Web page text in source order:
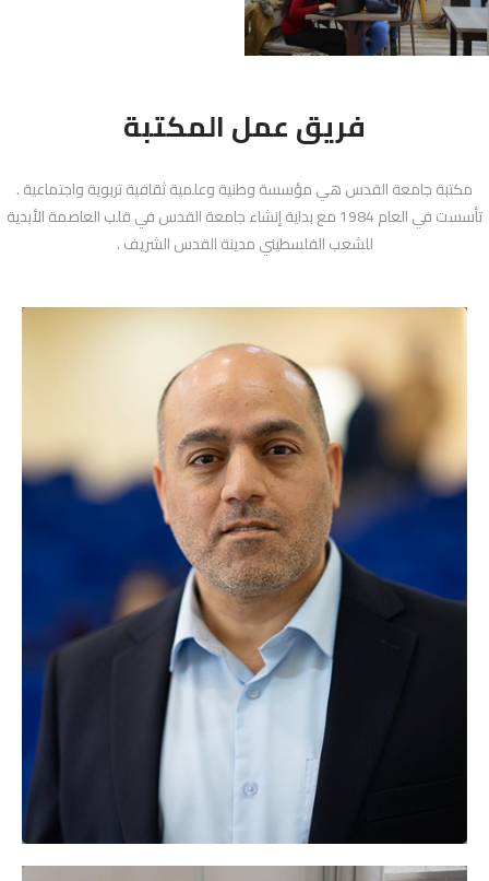
فريق عمل المكتبة
مكتبة جامعة القدس هي مؤسسة وطنية وعلمية ثقافية تربوية واجتماعية .
تأسست في العام 1984 مع بداية إنشاء جامعة القدس في قلب العاصمة الأبدية
للشعب الفلسطيني مدينة القدس الشريف .